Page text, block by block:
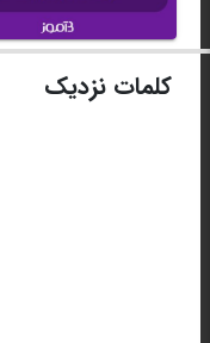
کلمات نزدیک